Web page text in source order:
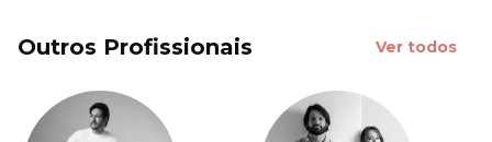
Outros Profissionais Ver todos